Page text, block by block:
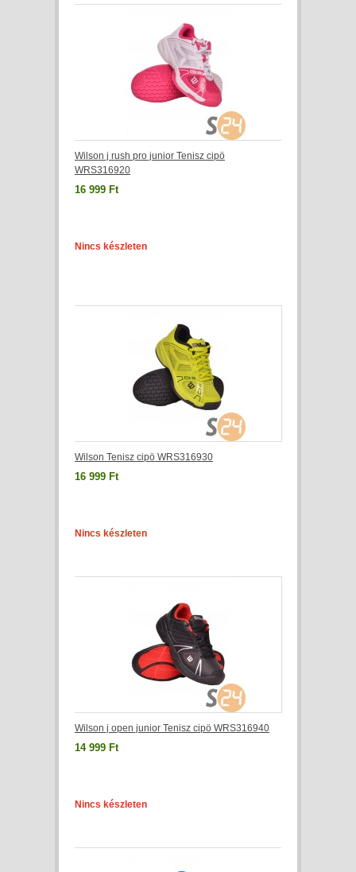
Wilson j rush pro junior Tenisz cipö
WRS316920
16 999 Ft
Nincs készleten
Wilson Tenisz cipö WRS316930
16 999 Ft
Nincs készleten
Wilson j open junior Tenisz cipö WRS316940
14 999 Ft
Nincs készleten